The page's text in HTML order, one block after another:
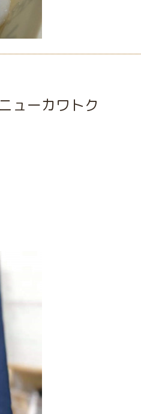
ューカワトク